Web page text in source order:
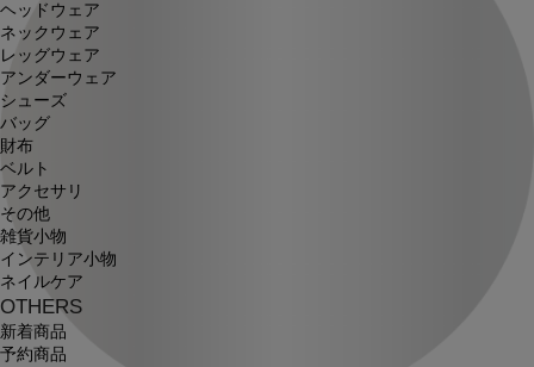
ヘッドウェア
ネックウェア
レッグウェア
アンダーウェア
シューズ
バッグ
財布
ベルト
アクセサリ
その他
雑貨小物
インテリア小物
ネイルケア
OTHERS
新着商品
予約商品